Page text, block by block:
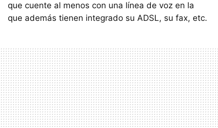
que cuente al menos con una línea de voz en la
que además tienen integrado su ADSL, su fax, etc.